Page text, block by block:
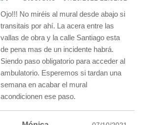
Ojo!!! No miréis al mural desde abajo si
transitais por ahí. La acera entre las
vallas de obra y la calle Santiago esta
de pena mas de un incidente habrá.
Siendo paso obligatorio para acceder al
ambulatorio. Esperemos si tardan una
semana en acabar el mural
acondicionen ese paso.